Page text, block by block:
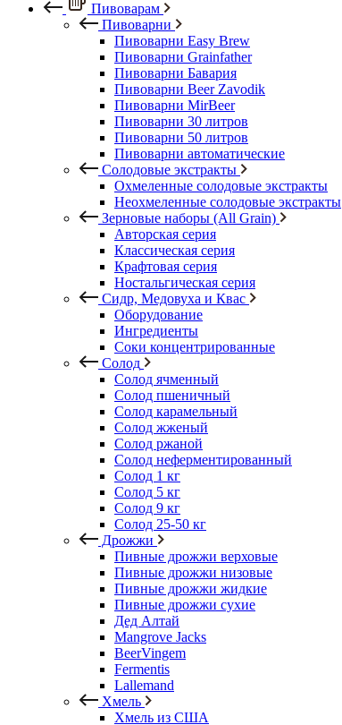
Пивоварам
Пивоварни
Пивоварни Easy Brew
Пивоварни Grainfather
Пивоварни Бавария
Пивоварни Beer Zavodik
Пивоварни MirBeer
Пивоварни 30 литров
Пивоварни 50 литров
Пивоварни автоматические
Солодовые экстракты
Охмеленные солодовые экстракты
Неохмеленные солодовые экстракты
Зерновые наборы (All Grain)
Авторская серия
Классическая серия
Крафтовая серия
Ностальгическая серия
Сидр, Медовуха и Квас
Оборудование
Ингредиенты
Соки концентрированные
Солод
Солод ячменный
Солод пшеничный
Солод карамельный
Солод жженый
Солод ржаной
Солод неферментированный
Солод 1 кг
Солод 5 кг
Солод 9 кг
Солод 25-50 кг
Дрожжи
Пивные дрожжи верховые
Пивные дрожжи низовые
Пивные дрожжи жидкие
Пивные дрожжи сухие
Дед Алтай
Mangrove Jacks
BeerVingem
Fermentis
Lallemand
Хмель
Хмель из США